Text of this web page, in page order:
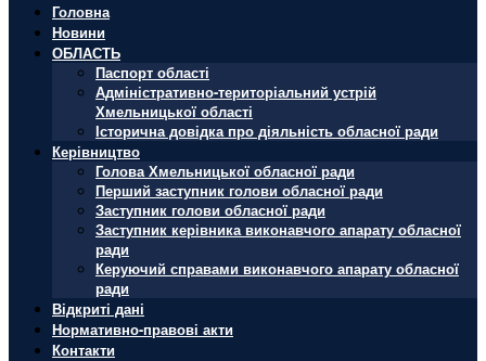
Головна
Новини
ОБЛАСТЬ
Паспорт області
Адміністративно-територіальний устрій
Хмельницької області
Історична довідка про діяльність обласної ради
Керівництво
Голова Хмельницької обласної ради
Перший заступник голови обласної ради
Заступник голови обласної ради
Заступник керівника виконавчого апарату обласної
ради
Керуючий справами виконавчого апарату обласної
ради
Відкриті дані
Нормативно-правові акти
Контакти